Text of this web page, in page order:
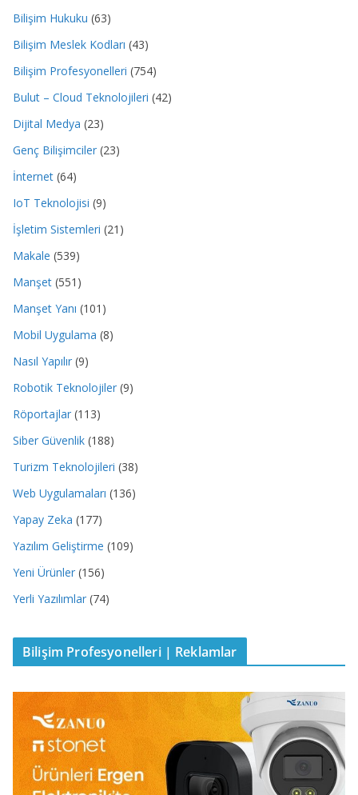
Bilişim Hukuku (63)
Bilişim Meslek Kodları (43)
Bilişim Profesyonelleri (754)
Bulut – Cloud Teknolojileri (42)
Dijital Medya (23)
Genç Bilişimciler (23)
İnternet (64)
IoT Teknolojisi (9)
İşletim Sistemleri (21)
Makale (539)
Manşet (551)
Manşet Yanı (101)
Mobil Uygulama (8)
Nasıl Yapılır (9)
Robotik Teknolojiler (9)
Röportajlar (113)
Siber Güvenlik (188)
Turizm Teknolojileri (38)
Web Uygulamaları (136)
Yapay Zeka (177)
Yazılım Geliştirme (109)
Yeni Ürünler (156)
Yerli Yazılımlar (74)
Bilişim Profesyonelleri | Reklamlar